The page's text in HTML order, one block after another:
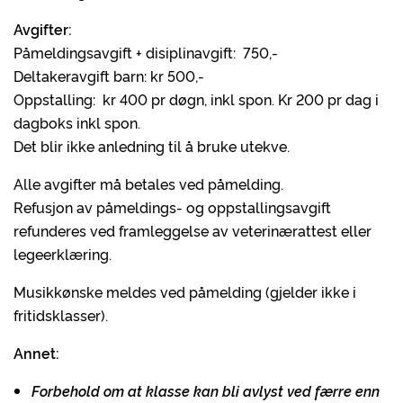
Avgifter:
Påmeldingsavgift + disiplinavgift: 750,-
Deltakeravgift barn: kr 500,-
Oppstalling: kr 400 pr døgn, inkl spon. Kr 200 pr dag i
dagboks inkl spon.
Det blir ikke anledning til å bruke utekve.
Alle avgifter må betales ved påmelding.
Refusjon av påmeldings- og oppstallingsavgift
refunderes ved framleggelse av veterinærattest eller
legeerklæring.
Musikkønske meldes ved påmelding (gjelder ikke i
fritidsklasser).
Annet:
Forbehold om at klasse kan bli avlyst ved færre enn